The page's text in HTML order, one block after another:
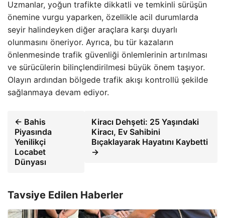
Uzmanlar, yoğun trafikte dikkatli ve temkinli sürüşün
önemine vurgu yaparken, özellikle acil durumlarda
seyir halindeyken diğer araçlara karşı duyarlı
olunmasını öneriyor. Ayrıca, bu tür kazaların
önlenmesinde trafik güvenliği önlemlerinin artırılması
ve sürücülerin bilinçlendirilmesi büyük önem taşıyor.
Olayın ardından bölgede trafik akışı kontrollü şekilde
sağlanmaya devam ediyor.
← Bahis
Piyasında
Yenilikçi
Locabet
Dünyası
Kiracı Dehşeti: 25 Yaşındaki
Kiracı, Ev Sahibini
Bıçaklayarak Hayatını Kaybetti
→
Tavsiye Edilen Haberler